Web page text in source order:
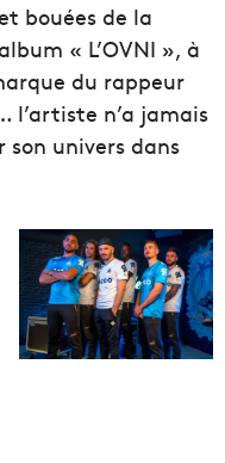
bouées de la
« L’OVNI », à
du rappeur
l’artiste n’a jamais
son univers dans